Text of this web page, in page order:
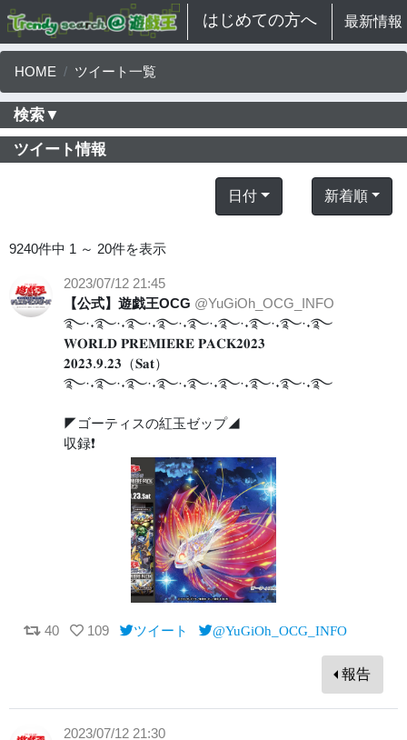
はじめての方へ 最新情報
HOME ツイート一覧
検索▼
ツイート情報
日付 新着順
9240件中 1 ～ 20件を表示
2023/07/12 21:45
【公式】遊戯王OCG @YuGiOh_OCG_INFO
࿐·˖࿐·˖࿐·˖࿐·˖࿐·˖࿐·˖࿐·˖࿐·˖࿐
𝐖𝐎𝐑𝐋𝐃 𝐏𝐑𝐄𝐌𝐈𝐄𝐑𝐄 𝐏𝐀𝐂𝐊𝟐𝟎𝟐𝟑
𝟐𝟎𝟐𝟑.𝟗.𝟐𝟑（𝐒𝐚𝐭）
࿐·˖࿐·˖࿐·˖࿐·˖࿐·˖࿐·˖࿐·˖࿐·˖࿐
◤ゴーティスの紅玉ゼップ◢
収録❗️
40 109 ツイート @YuGiOh_OCG_INFO
報告
2023/07/12 21:30